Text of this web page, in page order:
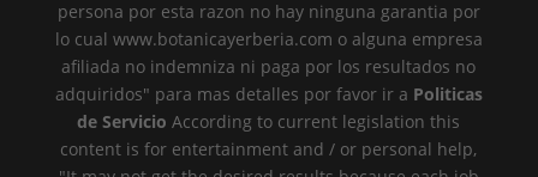
persona por esta razon no hay ninguna garantia por
lo cual www.botanicayerberia.com o alguna empresa
afiliada no indemniza ni paga por los resultados no
adquiridos" para mas detalles por favor ir a Politicas
de Servicio According to current legislation this
content is for entertainment and / or personal help,